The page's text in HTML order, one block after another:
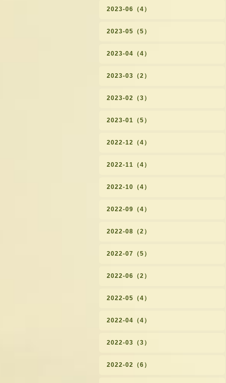
2023-06（4）
2023-05（5）
2023-04（4）
2023-03（2）
2023-02（3）
2023-01（5）
2022-12（4）
2022-11（4）
2022-10（4）
2022-09（4）
2022-08（2）
2022-07（5）
2022-06（2）
2022-05（4）
2022-04（4）
2022-03（3）
2022-02（6）